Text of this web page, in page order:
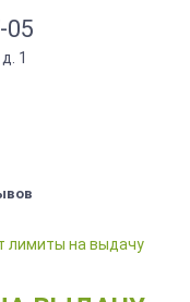
05
1
лимиты на выдачу